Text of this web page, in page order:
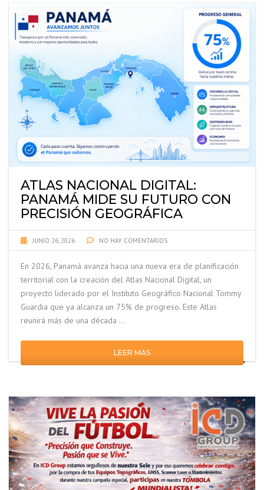
ATLAS NACIONAL DIGITAL:
PANAMÁ MIDE SU FUTURO CON
PRECISIÓN GEOGRÁFICA
JUNIO 26, 2026 NO HAY COMENTARIOS
En 2026, Panamá avanza hacia una nueva era de planificación
territorial con la creación del Atlas Nacional Digital, un
proyecto liderado por el Instituto Geográfico Nacional Tommy
Guardia que ya alcanza un 75% de progreso. Este Atlas
reunirá más de una década …
LEER MAS